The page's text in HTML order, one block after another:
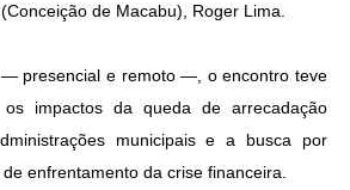
de Macabu), Roger Lima.
presencial e remoto —, o encontro teve
impactos da queda de arrecadação
municipais e a busca por
enfrentamento da crise financeira.